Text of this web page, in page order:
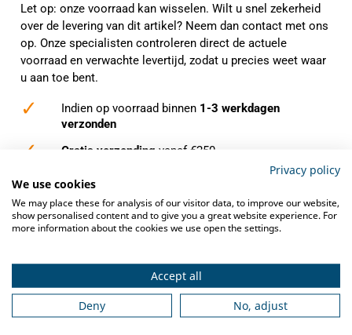
Let op: onze voorraad kan wisselen. Wilt u snel zekerheid
over de levering van dit artikel? Neem dan contact met ons
op. Onze specialisten controleren direct de actuele
voorraad en verwachte levertijd, zodat u precies weet waar
u aan toe bent.
✓ Indien op voorraad binnen 1-3 werkdagen
verzonden
✓ Gratis verzending vanaf €250,-
✓ Deskundig advies van grootkeukenspecialisten
✓ Ook na aankoop bieden we service en
ondersteuning
Privacy policy
We use cookies
We may place these for analysis of our visitor data, to improve our website,
show personalised content and to give you a great website experience. For
more information about the cookies we use open the settings.
Accept all
Deny
No, adjust